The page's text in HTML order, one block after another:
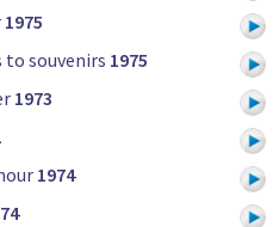
1975
to souvenirs 1975
1973
1974